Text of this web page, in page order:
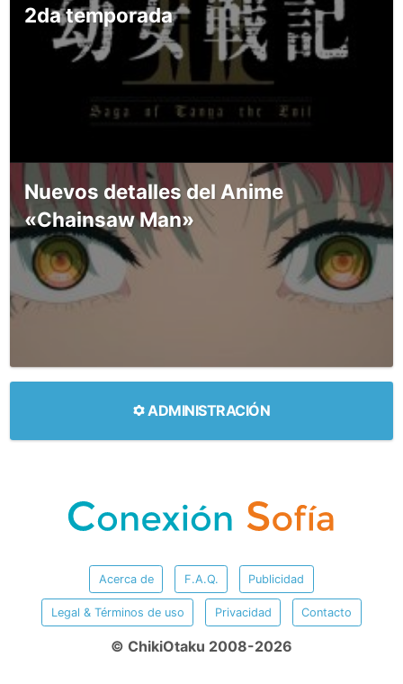
2da temporada
Nuevos detalles del Anime
«Chainsaw Man»
ADMINISTRACIÓN
Acerca de F.A.Q. Publicidad
Legal & Términos de uso Privacidad Contacto
© ChikiOtaku 2008-2026